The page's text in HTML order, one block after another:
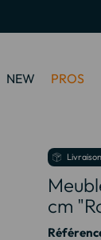
NEW PROS
cm